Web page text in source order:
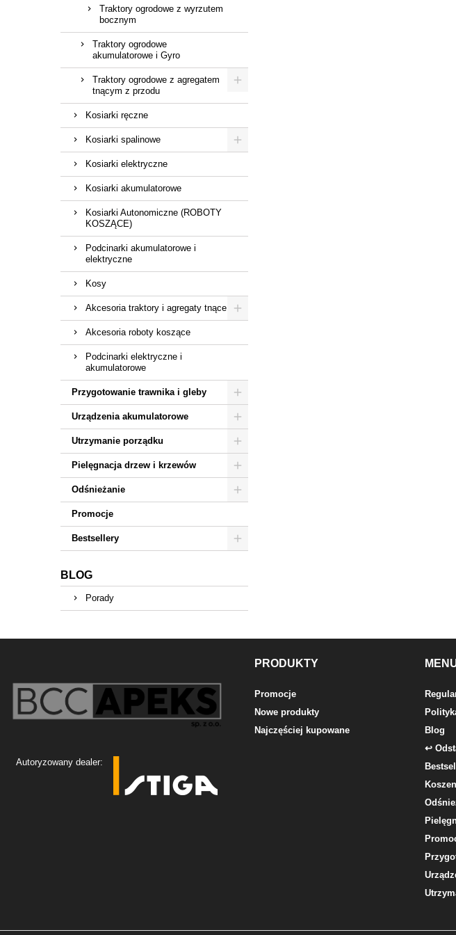
Traktory ogrodowe z wyrzutem
bocznym
Traktory ogrodowe
akumulatorowe i Gyro
Traktory ogrodowe z agregatem
tnącym z przodu
Kosiarki ręczne
Kosiarki spalinowe
Kosiarki elektryczne
Kosiarki akumulatorowe
Kosiarki Autonomiczne (ROBOTY
KOSZĄCE)
Podcinarki akumulatorowe i
elektryczne
Kosy
Akcesoria traktory i agregaty tnące
Akcesoria roboty koszące
Podcinarki elektryczne i
akumulatorowe
Przygotowanie trawnika i gleby
Urządzenia akumulatorowe
Utrzymanie porządku
Pielęgnacja drzew i krzewów
Odśnieżanie
Promocje
Bestsellery
BLOG
Porady
Autoryzowany dealer:
PRODUKTY
Promocje
Nowe produkty
Najczęściej kupowane
Blog
↩